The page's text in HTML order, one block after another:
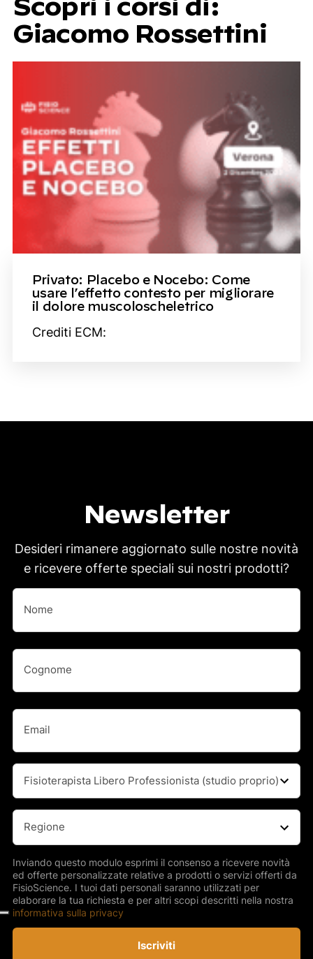
Giacomo Rossettini
Privato: Placebo e Nocebo: Come
usare l’effetto contesto per migliorare
il dolore muscoloscheletrico
Crediti ECM:
Newsletter
Desideri rimanere aggiornato sulle nostre novità
e ricevere offerte speciali sui nostri prodotti?
Nome
Nome
Email
Professione
Regione
Inviando questo modulo esprimi il consenso a ricevere novità
ed offerte personalizzate relative a prodotti o servizi offerti da
FisioScience. I tuoi dati personali saranno utilizzati per
elaborare la tua richiesta e per altri scopi descritti nella nostra
informativa sulla privacy
Iscriviti